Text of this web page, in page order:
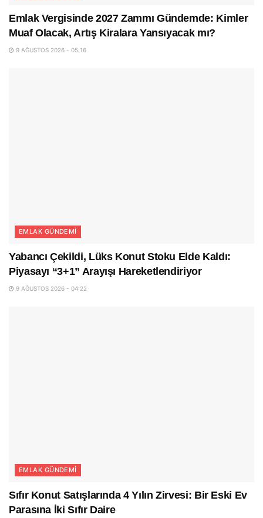
Emlak Vergisinde 2027 Zammı Gündemde: Kimler
Muaf Olacak, Artış Kiralara Yansıyacak mı?
9 AĞUSTOS 2026 - 05:16
EMLAK GÜNDEMI
Yabancı Çekildi, Lüks Konut Stoku Elde Kaldı:
Piyasayı “3+1” Arayışı Hareketlendiriyor
9 AĞUSTOS 2026 - 04:22
EMLAK GÜNDEMI
Sıfır Konut Satışlarında 4 Yılın Zirvesi: Bir Eski Ev
Parasına İki Sıfır Daire